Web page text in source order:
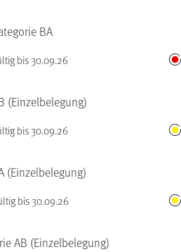
BA
(Einzelbelegung)
bis 30.09.26
(Einzelbelegung)
bis 30.09.26
AB (Einzelbelegung)
bis 30.09.26